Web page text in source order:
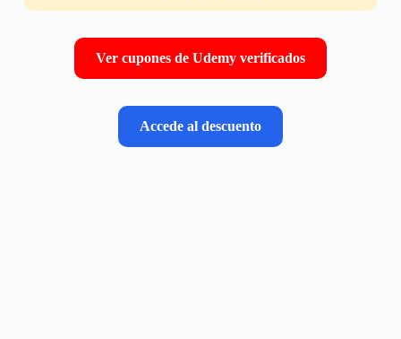
Ver cupones de Udemy verificados
Accede al descuento